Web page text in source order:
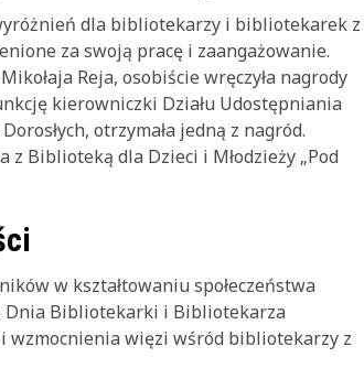
dla bibliotekarzy i bibliotekarek z
za swoją pracę i zaangażowanie.
Reja, osobiście wręczyła nagrody
kierowniczki Działu Udostępniania
otrzymała jedną z nagród.
z Biblioteką dla Dzieci i Młodzieży „Pod
w kształtowaniu społeczeństwa
Dnia Bibliotekarki i Bibliotekarza
i wzmocnienia więzi wśród bibliotekarzy z